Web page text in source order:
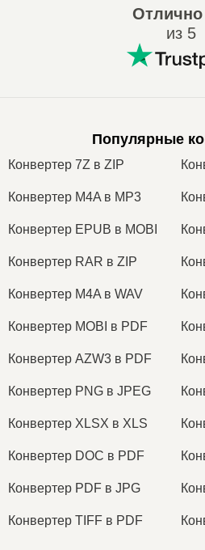
Отлично
из 5
Популярные
Конвертер 7Z в ZIP
Конвертер M4A в MP3
Конвертер EPUB в MOBI
Конвертер RAR в ZIP
Конвертер M4A в WAV
Конвертер MOBI в PDF
Конвертер AZW3 в PDF
Конвертер PNG в JPEG
Конвертер XLSX в XLS
Конвертер DOC в PDF
Конвертер PDF в JPG
Конвертер TIFF в PDF